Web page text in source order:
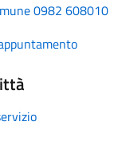
0982 608010